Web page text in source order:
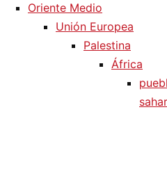
Oriente Medio
Unión Europea
Palestina
África